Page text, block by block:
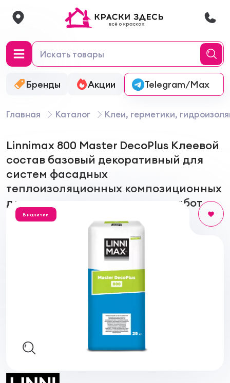
Бренды Акции Онлайн-колеровка
Telegram/Max
Главная Каталог Клеи, герметики,
Linnimax 800 Master DecoPlus Клеевой
состав базовый декоративный для
систем фасадных
теплоизоляционных композиционных
для внутренних и наружных работ
В наличии